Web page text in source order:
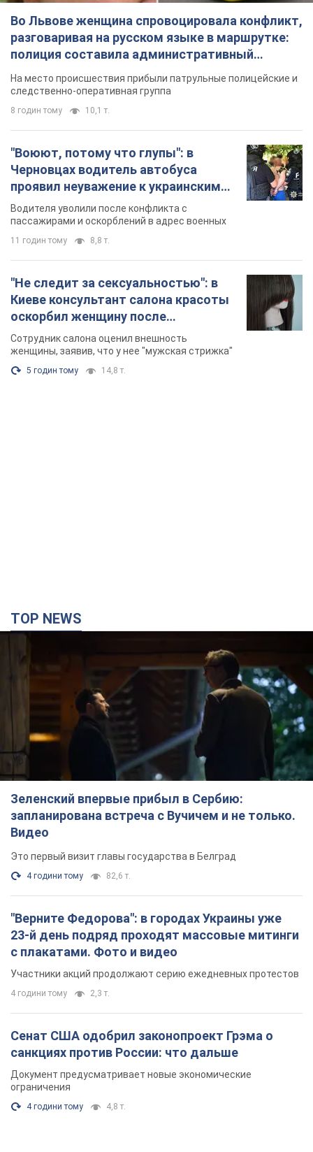
Во Львове женщина спровоцировала конфликт,
разговаривая на русском языке в маршрутке:
полиция составила административный
протокол. Видео
На место происшествия прибыли патрульные полицейские и
следственно-оперативная группа
8 годин тому 10,1 т.
"Воюют, потому что глупы": в
Черновцах водитель автобуса
проявил неуважение к украинским
военным и поплатился за это.
Видео
Водителя уволили после конфликта с
пассажирами и оскорблений в адрес военных
11 годин тому 8,8 т.
"Не следит за сексуальностью": в
Киеве консультант салона красоты
оскорбил женщину после
химиотерапии, разгорелся скандал.
Фото
Сотрудник салона оценил внешность
женщины, заявив, что у нее "мужская стрижка"
5 годин тому 14,8 т.
TOP NEWS
Зеленский впервые прибыл в Сербию:
запланирована встреча с Вучичем и не только.
Видео
Это первый визит главы государства в Белград
4 години тому 82,6 т.
"Верните Федорова": в городах Украины уже
23-й день подряд проходят массовые митинги
с плакатами. Фото и видео
Участники акций продолжают серию ежедневных протестов
4 години тому 2,3 т.
Сенат США одобрил законопроект Грэма о
санкциях против России: что дальше
Документ предусматривает новые экономические
ограничения
4 години тому 4,8 т.